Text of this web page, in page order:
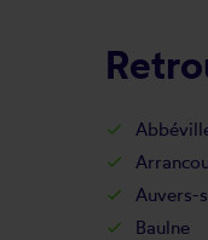
Auvers-
Baulne